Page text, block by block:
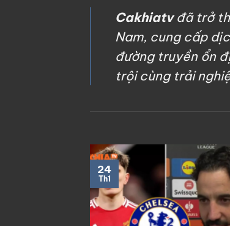
Cakhiatvđã trở
Nam, cung cấp
đường truyền ổn
trội cùng trải
24
Th1